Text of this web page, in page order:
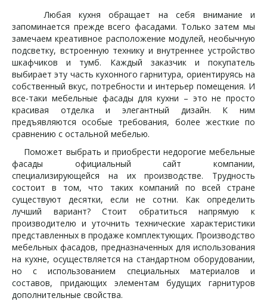
Любая кухня обращает на себя внимание и
запоминается прежде всего фасадами. Только затем мы
замечаем креативное расположение модулей, необычную
подсветку, встроенную технику и внутреннее устройство
шкафчиков и тумб. Каждый заказчик и покупатель
выбирает эту часть кухонного гарнитура, ориентируясь на
собственный вкус, потребности и интерьер помещения. И
все-таки мебельные фасады для кухни – это не просто
красивая отделка и элегантный дизайн. К ним
предъявляются особые требования, более жесткие по
сравнению с остальной мебелью.
Поможет выбрать и приобрести недорогие мебельные
фасады официальный сайт компании,
специализирующейся на их производстве. Трудность
состоит в том, что таких компаний по всей стране
существуют десятки, если не сотни. Как определить
лучший вариант? Стоит обратиться напрямую к
производителю и уточнить технические характеристики
представленных в продаже комплектующих. Производство
мебельных фасадов, предназначенных для использования
на кухне, осуществляется на стандартном оборудовании,
но с использованием специальных материалов и
составов, придающих элементам будущих гарнитуров
дополнительные свойства.